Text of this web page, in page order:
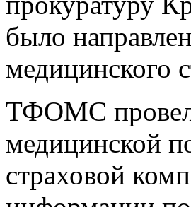
было
медицинского
ТФОМС провел
медицинской
страховой